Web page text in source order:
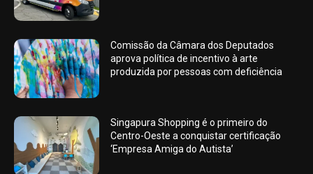
Comissão da Câmara dos Deputados
aprova política de incentivo à arte
produzida por pessoas com deficiência
Singapura Shopping é o primeiro do
Centro-Oeste a conquistar certificação
‘Empresa Amiga do Autista’